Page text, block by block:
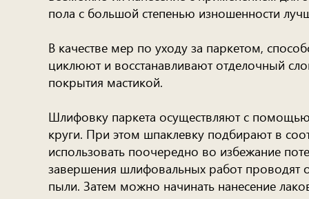
пола с большой степенью изношенности
В качестве мер по уходу за паркетом,
циклюют и восстанавливают отделочный
покрытия мастикой.
Шлифовку паркета осуществляют с
круги. При этом шпаклевку подбирают в
использовать поочередно во избежание
завершения шлифовальных работ проводят
пыли. Затем можно начинать нанесение